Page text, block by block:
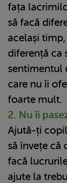
fața
să facă
același
diferență ca
sentimentul
care nu îi
foarte mult.
2. Nu îi
Ajută-ți
să învețe că
facă
ajute la